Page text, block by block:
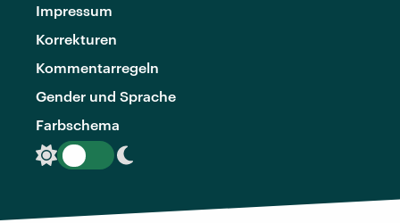
Impressum
Korrekturen
Kommentarregeln
Gender und Sprache
Farbschema